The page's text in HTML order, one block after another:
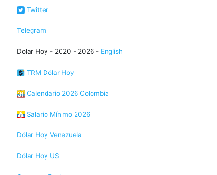
Twitter
Telegram
Dolar Hoy - 2020 - 2026 - English
TRM Dólar Hoy
Calendario 2026 Colombia
Salario Mínimo 2026
Dólar Hoy Venezuela
Dólar Hoy US